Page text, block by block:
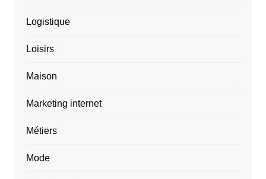
Logistique
Loisirs
Maison
Marketing internet
Métiers
Mode